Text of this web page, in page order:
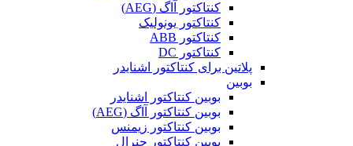
کنتاکتور آاگ (AEG)
کنتاکتور یونولیک
کنتاکتور ABB
کنتاکتور DC
پلاتین برای کنتاکتور اشنایدر
بوبین
بوبین کنتاکتور اشنایدر
بوبین کنتاکتور آاگ (AEG)
بوبین کنتاکتور زیمنس
بوبین کنتاکتور جنرال